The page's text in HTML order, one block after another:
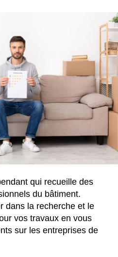
qui recueille des
du bâtiment.
dans la recherche et le
vos travaux en vous
sur les entreprises de